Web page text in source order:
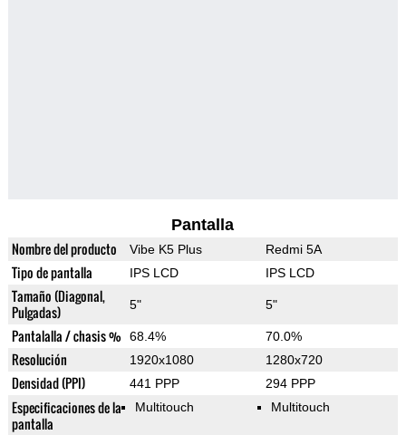
Pantalla
Nombre del producto Vibe K5 Plus Redmi 5A
Tipo de pantalla IPS LCD IPS LCD
Tamaño (Diagonal,
Pulgadas)
5" 5"
Pantalalla / chasis % 68.4% 70.0%
Resolución 1920x1080 1280x720
Densidad (PPI) 441 PPP 294 PPP
Especificaciones de la
pantalla
Multitouch Multitouch